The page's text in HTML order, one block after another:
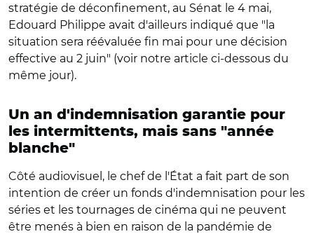
stratégie de déconfinement, au Sénat le 4 mai,
Edouard Philippe avait d'ailleurs indiqué que "la
situation sera réévaluée fin mai pour une décision
effective au 2 juin" (voir notre article ci-dessous du
même jour).
Un an d'indemnisation garantie pour
les intermittents, mais sans "année
blanche"
Côté audiovisuel, le chef de l'État a fait part de son
intention de créer un fonds d'indemnisation pour les
séries et les tournages de cinéma qui ne peuvent
être menés à bien en raison de la pandémie de